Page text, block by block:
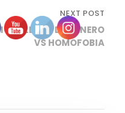
NEXT POST
IGUALDADE DE GÉNERO
VS HOMOFOBIA